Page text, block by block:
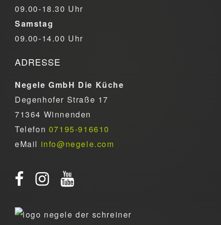
09.00-18.30 Uhr
Samstag
09.00-14.00 Uhr
ADRESSE
Negele GmbH Die Küche
Degenhofer Straße 17
71364 Winnenden
Telefon 07195-916610
eMail info@negele.com